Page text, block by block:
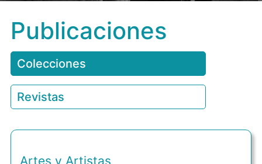
Publicaciones
Colecciones
Revistas
Artes y Artistas